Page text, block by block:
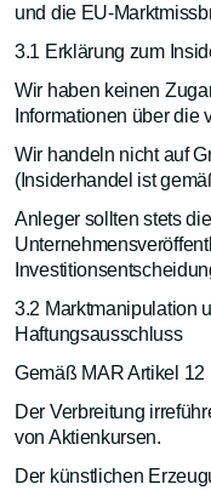
und die EU-
3.1 Erklärung zum
Wir haben keinen
Informationen über
Wir handeln nicht auf
(Insiderhandel ist
Anleger sollten stets
3.2 Marktmanipulation
Haftungsausschluss
Gemäß MAR Artikel
Der Verbreitung
von Aktienkursen.
Der künstlichen